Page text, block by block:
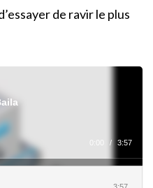
de ravir le plus
0:00 / 3:57